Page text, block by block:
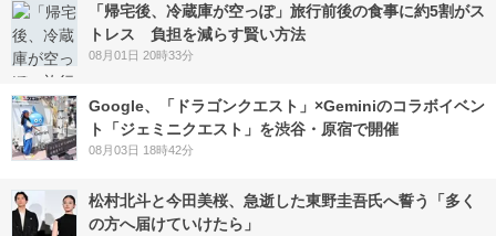
「帰宅後、冷蔵庫が空っぽ」旅行前後の食事に約5割がス
トレス 負担を減らす賢い方法
08月01日 20時33分
Google、「ドラゴンクエスト」×Geminiのコラボイベン
ト「ジェミニクエスト」を渋谷・原宿で開催
08月03日 18時42分
松村北斗と今田美桜、急逝した東野圭吾氏へ誓う「多く
の方へ届けていけたら」